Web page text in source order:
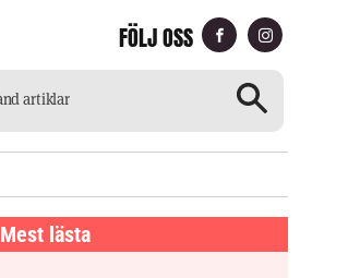
FÖLJ OSS
Mest lästa